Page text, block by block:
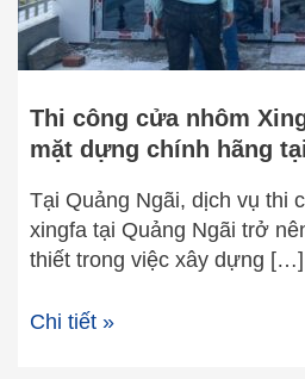
Thi công cửa nhôm
mặt dựng chính hãng
Tại Quảng Ngãi, dịch vụ thi
xingfa tại Quảng Ngãi trở
thiết trong việc xây dựng […]
chính
hãng
tại
Quảng
Ngãi
Chi tiết »